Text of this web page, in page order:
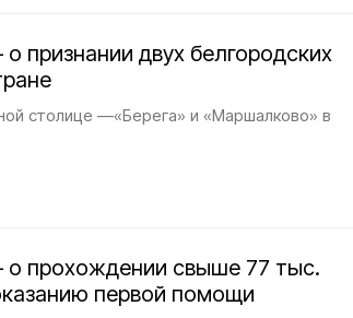
признании двух белгородских
столице —«Берега» и «Маршалково» в
о прохождении свыше 77 тыс.
первой помощи